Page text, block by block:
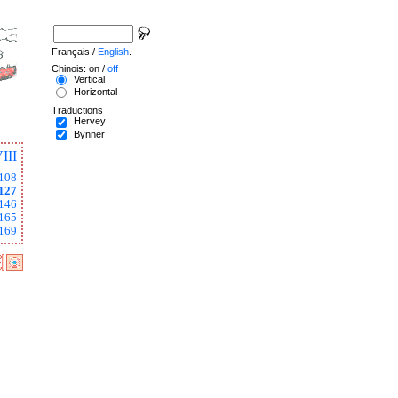
Français / English
Chinois: on / off
Vertical
Horizontal
Traductions
Hervey
Bynner